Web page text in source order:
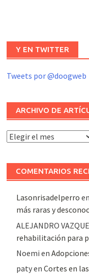
Y EN TWITTER
Tweets por @doogweb
ARCHIVO DE
Archivo
artículos
COMENTARIOS
Lasonrisadelperro en
más raras y
ALEJANDRO
rehabilitación para
Noemi en
patyen Cortes en